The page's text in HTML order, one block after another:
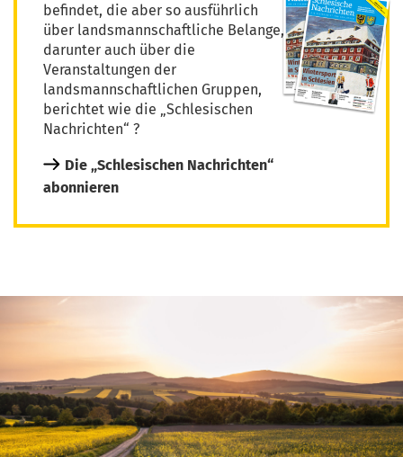
befindet, die aber so ausführlich
über landsmannschaftliche Belange,
darunter auch über die
Veranstaltungen der
landsmannschaftlichen Gruppen,
berichtet wie die „Schlesischen
Nachrichten“ ?
Die „Schlesischen Nachrichten“
abonnieren